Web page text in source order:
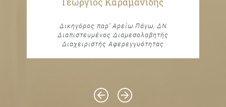
Δικηγόρος παρ’ Αρείω Πάγω, ΔΝ
Διαπιστευμένος Διαμεσολαβητής
Διαχειριστής Αφερεγγυότητας